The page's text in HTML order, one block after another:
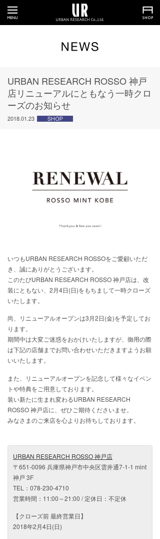
URBAN RESEARCH ROSSO 神戸
店リニューアルにともなう一時クロ
ーズのお知らせ
2018.01.23
いつもURBAN RESEARCH ROSSOをご愛顧いただ
き、誠にありがとうございます。
このたびURBAN RESEARCH ROSSO 神戸店は、改
装にともない、2月4日(日)をもちまして一時クローズ
いたします。
尚、リニューアルオープンは3月2日(金)を予定してお
ります。
期間中は大変ご迷惑をおかけいたしますが、御用の際
は下記の店舗までお問い合わせいただきますようお願
いいたします。
また、リニューアルオープンを記念して様々なイベン
トや特典をご用意しております。
装い新たに生まれ変わるURBAN RESEARCH
ROSSO 神戸店に、ぜひご期待くださいませ。
みなさまのご来店を心よりお待ちしております。
URBAN RESEARCH ROSSO 神戸店
〒651-0096 兵庫県神戸市中央区雲井通7-1-1 mint
神戸 3F
TEL：078-230-4710
営業時間：11:00～21:00 / 定休日：不定休
【クローズ前 最終営業日】
2018年2月4日(日)